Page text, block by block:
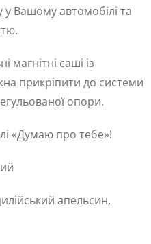
Вашому автомобілі та
магнітні саші із
прикріпити до системи
опори.
«Думаю про тебе»!
апельсин,